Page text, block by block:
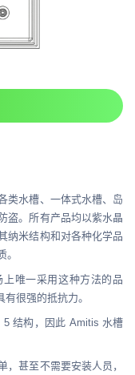
类水槽、一体式水槽、岛
盗。所有产品均以紫水晶
纳米结构和对各种化学品
唯一采用这种方法的品
很强的抵抗力。
5 结构，因此 Amitis 水槽
，甚至不需要安装人员，